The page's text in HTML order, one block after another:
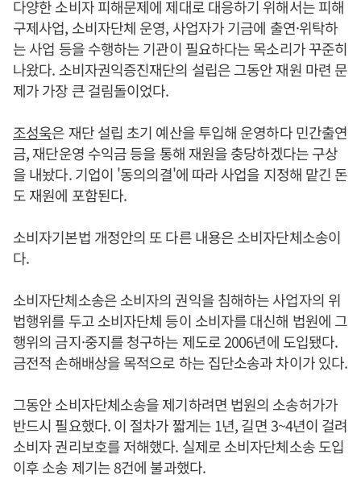
다양한 소비자 피해문제에 제대로 대응하기 위해서는 피해
구제사업, 소비자단체 운영, 사업자가 기금에 출연·위탁하
는 사업 등을 수행하는 기관이 필요하다는 목소리가 꾸준히
나왔다. 소비자권익증진재단의 설립은 그동안 재원 마련 문
제가 가장 큰 걸림돌이었다.
조성욱은 재단 설립 초기 예산을 투입해 운영하다 민간출연
금, 재단운영 수익금 등을 통해 재원을 충당하겠다는 구상
을 내놨다. 기업이 '동의의결'에 따라 사업을 지정해 맡긴 돈
도 재원에 포함된다.
소비자기본법 개정안의 또 다른 내용은 소비자단체소송이
다.
소비자단체소송은 소비자의 권익을 침해하는 사업자의 위
법행위를 두고 소비자단체 등이 소비자를 대신해 법원에 그
행위의 금지·중지를 청구하는 제도로 2006년에 도입됐다.
금전적 손해배상을 목적으로 하는 집단소송과 차이가 있다.
그동안 소비자단체소송을 제기하려면 법원의 소송허가가
반드시 필요했다. 이 절차가 짧게는 1년, 길면 3~4년이 걸려
소비자 권리보호를 저해했다. 실제로 소비자단체소송 도입
이후 소송 제기는 8건에 불과했다.